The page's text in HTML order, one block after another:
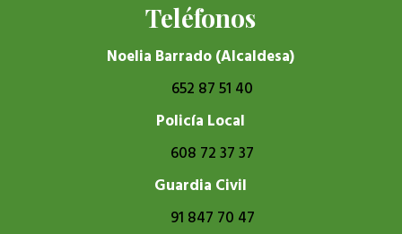
Teléfonos
Noelia Barrado (Alcaldesa)
652 87 51 40
Policía Local
608 72 37 37
Guardia Civil
91 847 70 47